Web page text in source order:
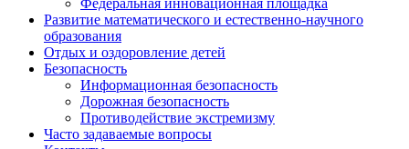
Федеральная инновационная площадка
Развитие математического и естественно-научного
образования
Отдых и оздоровление детей
Безопасность
Информационная безопасность
Дорожная безопасность
Противодействие экстремизму
Часто задаваемые вопросы